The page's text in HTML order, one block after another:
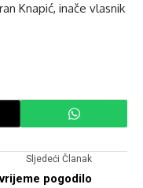
Knapić, inače vlasnik
Sljedeći Članak
pogodilo